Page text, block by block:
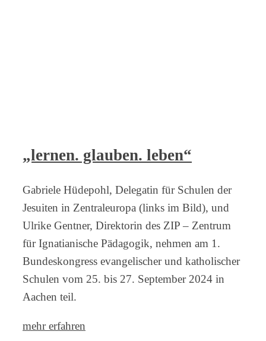
„lernen. glauben. leben“
Gabriele Hüdepohl, Delegatin für Schulen der
Jesuiten in Zentraleuropa (links im Bild), und
Ulrike Gentner, Direktorin des ZIP – Zentrum
für Ignatianische Pädagogik, nehmen am 1.
Bundeskongress evangelischer und katholischer
Schulen vom 25. bis 27. September 2024 in
Aachen teil.
mehr erfahren